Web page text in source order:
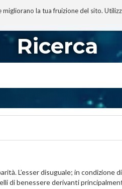
la tua fruizione del sito.
I MIEI LIBRI PROGETTO
Ricerca
L’esser disuguale; in
di benessere derivanti